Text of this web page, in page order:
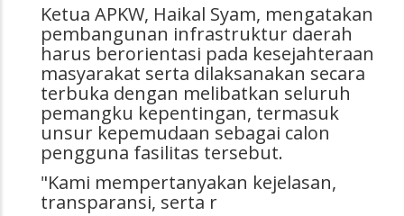
Ketua APKW, Haikal Syam, mengatakan
pembangunan infrastruktur daerah
harus berorientasi pada kesejahteraan
masyarakat serta dilaksanakan secara
terbuka dengan melibatkan seluruh
pemangku kepentingan, termasuk
unsur kepemudaan sebagai calon
pengguna fasilitas tersebut.
"Kami mempertanyakan kejelasan,
transparansi, serta r